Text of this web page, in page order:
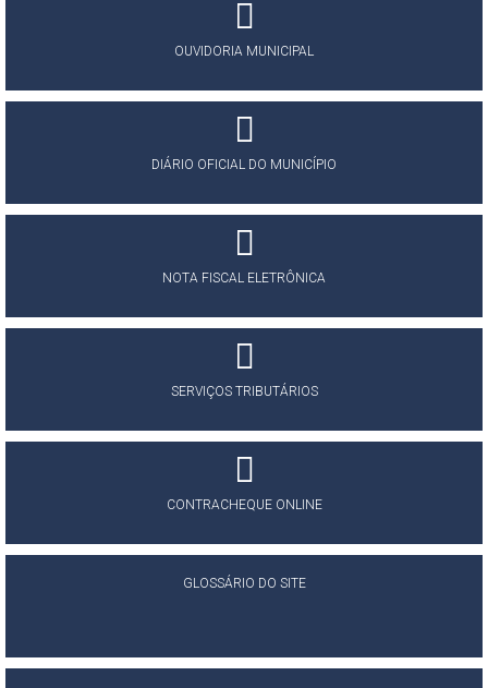
OUVIDORIA MUNICIPAL
DIÁRIO OFICIAL DO MUNICÍPIO
NOTA FISCAL ELETRÔNICA
SERVIÇOS TRIBUTÁRIOS
CONTRACHEQUE ONLINE
GLOSSÁRIO DO SITE